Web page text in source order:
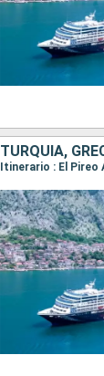
TURQUÍA,
Itinerario : El